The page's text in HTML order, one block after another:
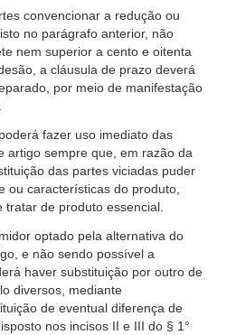
convencionar a redução ou
no parágrafo anterior, não
nem superior a cento e oitenta
a cláusula de prazo deverá
por meio de manifestação
fazer uso imediato das
artigo sempre que, em razão da
das partes viciadas puder
ou características do produto,
de produto essencial.
optado pela alternativa do
e não sendo possível a
haver substituição por outro de
diversos, mediante
de eventual diferença de
nos incisos II e III do § 1°